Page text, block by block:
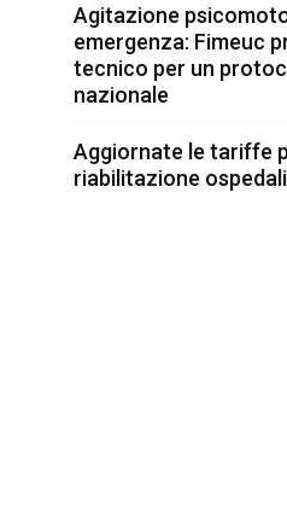
Agitazione
emergenza: Fimeuc
tecnico per un
nazionale
Aggiornate le tariffe
riabilitazione